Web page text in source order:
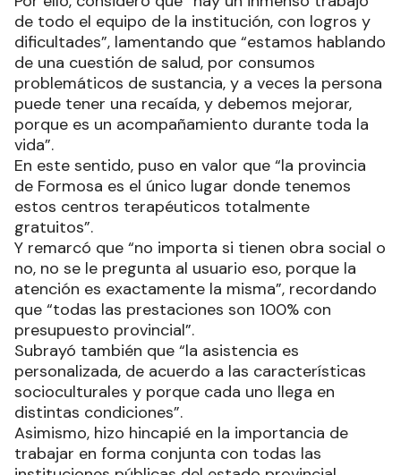
de todo el equipo de la institución, con logros y
dificultades”, lamentando que “estamos hablando
de una cuestión de salud, por consumos
problemáticos de sustancia, y a veces la persona
puede tener una recaída, y debemos mejorar,
porque es un acompañamiento durante toda la
vida”.
En este sentido, puso en valor que “la provincia
de Formosa es el único lugar donde tenemos
estos centros terapéuticos totalmente
gratuitos”.
Y remarcó que “no importa si tienen obra social o
no, no se le pregunta al usuario eso, porque la
atención es exactamente la misma”, recordando
que “todas las prestaciones son 100% con
presupuesto provincial”.
Subrayó también que “la asistencia es
personalizada, de acuerdo a las características
socioculturales y porque cada uno llega en
distintas condiciones”.
Asimismo, hizo hincapié en la importancia de
trabajar en forma conjunta con todas las